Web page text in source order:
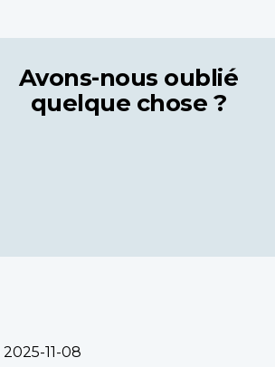
Avons-nous oublié
quelque chose ?
2025-11-08